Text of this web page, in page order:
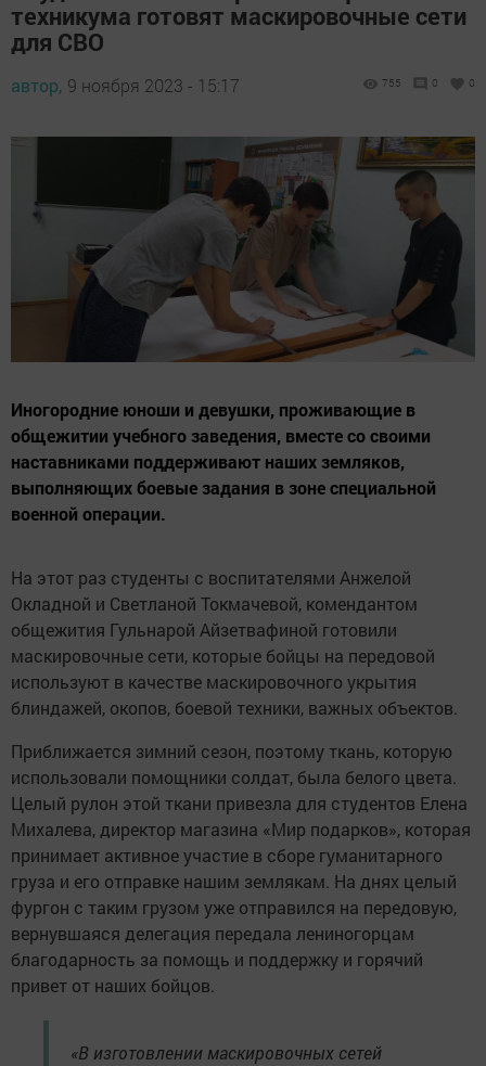
техникума готовят маскировочные сети
для СВО
автор, 9 ноября 2023 - 15:17 755 0 0
Иногородние юноши и девушки, проживающие в
общежитии учебного заведения, вместе со своими
наставниками поддерживают наших земляков,
выполняющих боевые задания в зоне специальной
военной операции.
На этот раз студенты с воспитателями Анжелой
Окладной и Светланой Токмачевой, комендантом
общежития Гульнарой Айзетвафиной готовили
маскировочные сети, которые бойцы на передовой
используют в качестве маскировочного укрытия
блиндажей, окопов, боевой техники, важных объектов.
Приближается зимний сезон, поэтому ткань, которую
использовали помощники солдат, была белого цвета.
Целый рулон этой ткани привезла для студентов Елена
Михалева, директор магазина «Мир подарков», которая
принимает активное участие в сборе гуманитарного
груза и его отправке нашим землякам. На днях целый
фургон с таким грузом уже отправился на передовую,
вернувшаяся делегация передала лениногорцам
благодарность за помощь и поддержку и горячий
привет от наших бойцов.
«В изготовлении маскировочных сетей